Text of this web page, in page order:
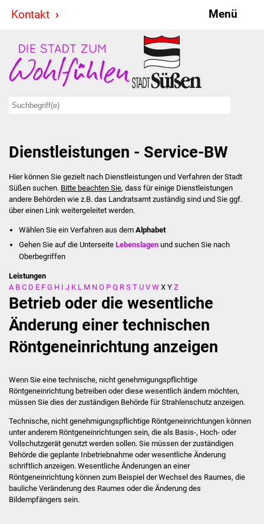
Kontakt Menü
Stadt & Politik
Bürgermeister
Ausschüsse
Ratsinformationssystem
Jugendbeirat
Summerrockfestival
Stadtverwaltung
Ansprechpartner
Behördenwegweiser
Kontakt
Veröffentlichungen
Ortsrecht
FNP / Bebauungspläne
Dienstleistungen - Service-BW
Hier können Sie gezielt nach Dienstleistungen und Verfahren der Stadt
Süßen suchen. Bitte beachten Sie, dass für einige Dienstleistungen
andere Behörden wie z.B. das Landratsamt zuständig sind und Sie ggf.
über einen Link weitergeleitet werden.
Wählen Sie ein Verfahren aus dem Alphabet
Gehen Sie auf die UnterseiteLebenslagen und suchen Sie nach
Oberbegriffen
Leistungen
A B C D E F G H I J K L M N O P Q R S T U V W X Y Z
Betrieb oder die wesentliche
Änderung einer technischen
Röntgeneinrichtung anzeigen
Wenn Sie eine technische, nicht genehmigungspflichtige
Röntgeneinrichtung betreiben oder diese wesentlich ändern möchten,
müssen Sie dies der zuständigen Behörde für Strahlenschutz anzeigen.
Technische, nicht genehmigungspflichtige Röntgeneinrichtungen können
unter anderem Röntgeneinrichtungen sein, die als Basis-, Hoch- oder
Vollschutzgerät genutzt werden sollen. Sie müssen der zuständigen
Behörde die geplante Inbetriebnahme oder wesentliche Änderung
schriftlich anzeigen. Wesentliche Änderungen an einer
Röntgeneinrichtung können zum Beispiel der Wechsel des Raumes, die
bauliche Veränderung des Raumes oder die Änderung des
Bildempfängers sein.